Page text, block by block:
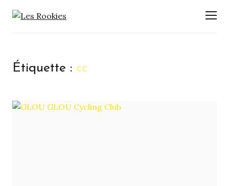
LES ROOKIES
Étiquette : cc